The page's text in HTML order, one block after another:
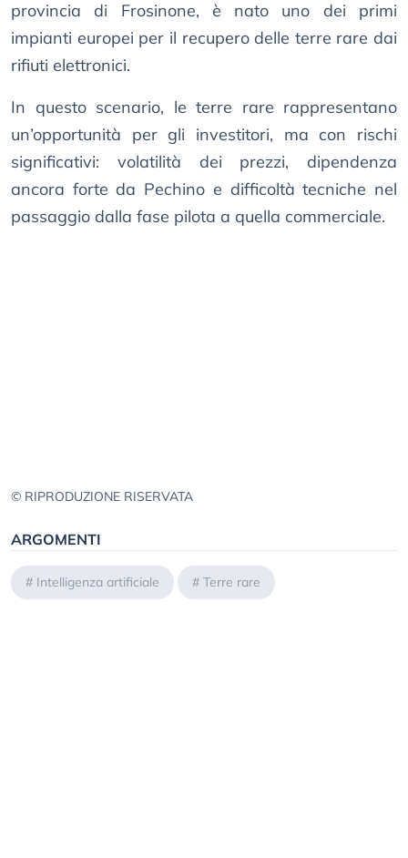
provincia di Frosinone, è nato uno dei primi
impianti europei per il recupero delle terre rare dai
rifiuti elettronici.
In questo scenario, le terre rare rappresentano
un’opportunità per gli investitori, ma con rischi
significativi: volatilità dei prezzi, dipendenza
ancora forte da Pechino e difficoltà tecniche nel
passaggio dalla fase pilota a quella commerciale.
© RIPRODUZIONE RISERVATA
ARGOMENTI
# Intelligenza artificiale # Terre rare